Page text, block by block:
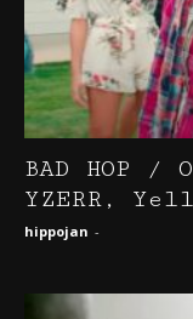
BAD HOP /
YZERR,
hippojan -